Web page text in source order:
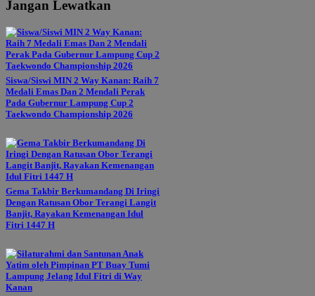
Jangan Lewatkan
Siswa/Siswi MIN 2 Way Kanan: Raih 7
Medali Emas Dan 2 Mendali Perak
Pada Gubernur Lampung Cup 2
Taekwondo Championship 2026
Gema Takbir Berkumandang Di Iringi
Dengan Ratusan Obor Terangi Langit
Banjit, Rayakan Kemenangan Idul
Fitri 1447 H